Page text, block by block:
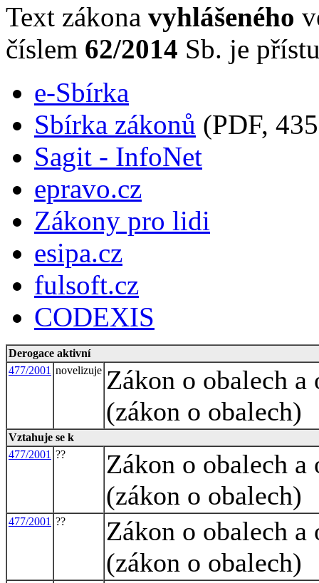
Text zákona vyhlášeného
číslem 62/2014 Sb. je
e-Sbírka
Sbírka zákonů (PDF,
Sagit - InfoNet
epravo.cz
Zákony pro lidi
esipa.cz
fulsoft.cz
CODEXIS
Derogace aktivní
477/2001 novelizuje Zákon o obalech a
(zákon o obalech)
Vztahuje se k
477/2001 ??
Zákon o obalech a
(zákon o obalech)
477/2001 ??
Zákon o obalech a
(zákon o obalech)